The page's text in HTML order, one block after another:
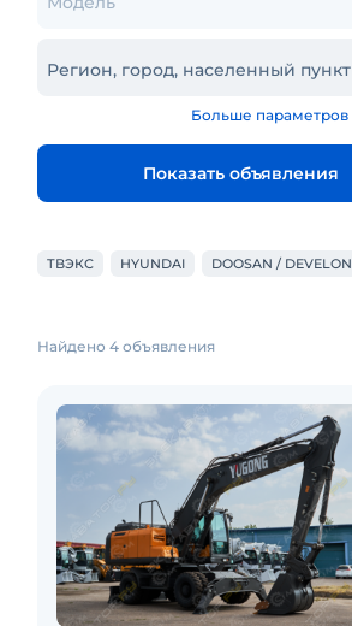
Регион, город, населенный пункт
Больше параметров
Показать объявления
ТВЭКС HYUNDAI DOOSAN / DEVELON
Найдено 4 объявления